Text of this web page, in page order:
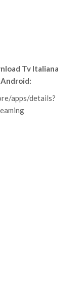
Tv Italiana
apps/details?